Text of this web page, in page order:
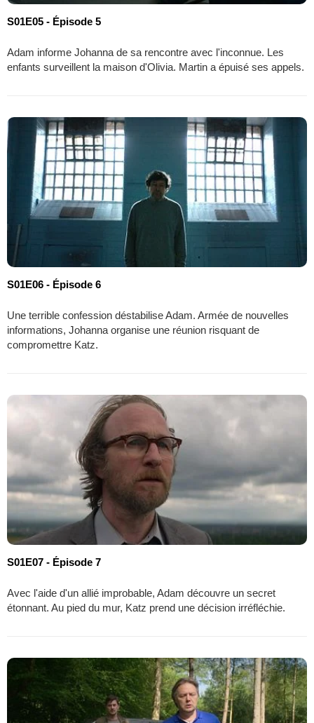
S01E05 - Épisode 5
Adam informe Johanna de sa rencontre avec l'inconnue. Les
enfants surveillent la maison d'Olivia. Martin a épuisé ses appels.
S01E06 - Épisode 6
Une terrible confession déstabilise Adam. Armée de nouvelles
informations, Johanna organise une réunion risquant de
compromettre Katz.
S01E07 - Épisode 7
Avec l'aide d'un allié improbable, Adam découvre un secret
étonnant. Au pied du mur, Katz prend une décision irréfléchie.